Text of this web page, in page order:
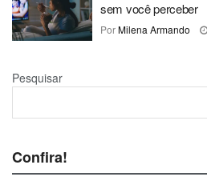
sem você perceber
PorMilena Armando
Pesquisar
Confira!